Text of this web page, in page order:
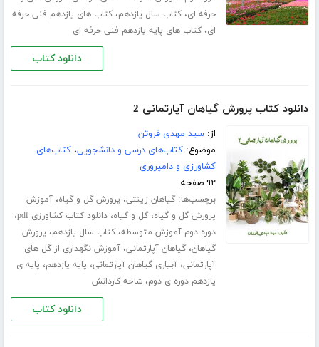
حرفه ای،کتاب سال یازدهم،کتاب های یازدهم فنی حرفه
ای،کتاب های پایه یازدهم فنی حرفه ای
دانلود کتاب
دانلود کتاب پرورش گیاهان آپارتمانی 2
از:سید مهدی فروتن
موضوع:کتاب‌های درسی و دانشجویی،کتاب‌های
کشاورزی و دامپروری
۹۲ صفحه
برچسب‌ها:گیاهان زینتی، پرورش گل و گیاه،آموزش
پرورش گل و گیاه،گل و گیاه،دانلود کتاب کشاورزی pdf ،
دوره دوم آموزش متوسطه،کتاب سال یازدهم، پرورش
گیاهان،گیاهان آپارتمانی،آموزش نگهداری از گل های
آپارتمانی،آبیاری گیاهان آپارتمانی، پایه یازدهم، پایه ی
یازدهم دوره ی دوم،شاخه کاردانش
دانلود کتاب